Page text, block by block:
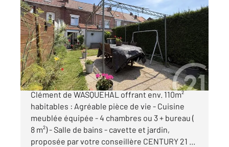
106,37 m2, 5 pièces
Ref : 1550
Maison à vendre
249 000 €
BELLE MAISON des années 30 - Quartier Saint
Clément de WASQUEHAL offrant env. 110m²
habitables : Agréable pièce de vie - Cuisine
meublée équipée - 4 chambres ou 3 + bureau (
8 m²) - Salle de bains - cavette et jardin,
proposée par votre conseillère CENTURY 21 ...